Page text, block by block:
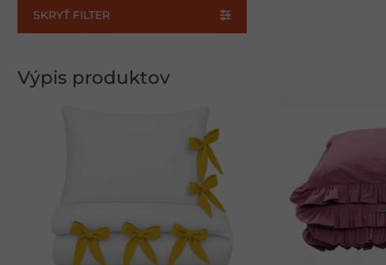
SKRYŤ FILTER
Výpis produktov